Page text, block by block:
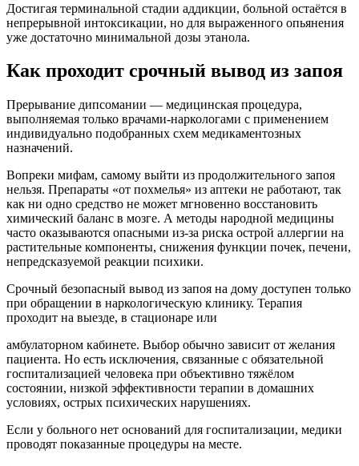
Достигая терминальной стадии аддикции, больной остаётся в
непрерывной интоксикации, но для выраженного опьянения
уже достаточно минимальной дозы этанола.
Как проходит срочный вывод из запоя
Прерывание дипсомании — медицинская процедура,
выполняемая только врачами-наркологами с применением
индивидуально подобранных схем медикаментозных
назначений.
Вопреки мифам, самому выйти из продолжительного запоя
нельзя. Препараты «от похмелья» из аптеки не работают, так
как ни одно средство не может мгновенно восстановить
химический баланс в мозге. А методы народной медицины
часто оказываются опасными из-за риска острой аллергии на
растительные компоненты, снижения функции почек, печени,
непредсказуемой реакции психики.
Срочный безопасный вывод из запоя на дому доступен только
при обращении в наркологическую клинику. Терапия
проходит на выезде, в стационаре или
амбулаторном кабинете. Выбор обычно зависит от желания
пациента. Но есть исключения, связанные с обязательной
госпитализацией человека при объективно тяжёлом
состоянии, низкой эффективности терапии в домашних
условиях, острых психических нарушениях.
Если у больного нет оснований для госпитализации, медики
проводят показанные процедуры на месте.